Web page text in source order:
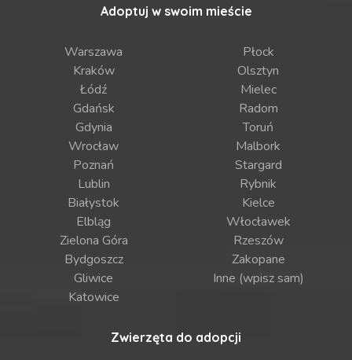
Adoptuj w swoim mieście
Warszawa
Kraków
Łódź
Gdańsk
Gdynia
Wrocław
Poznań
Lublin
Białystok
Elbląg
Zielona Góra
Bydgoszcz
Gliwice
Katowice
Płock
Olsztyn
Mielec
Radom
Toruń
Malbork
Stargard
Rybnik
Kielce
Włocławek
Rzeszów
Zakopane
Inne (wpisz sam)
Zwierzęta do adopcji